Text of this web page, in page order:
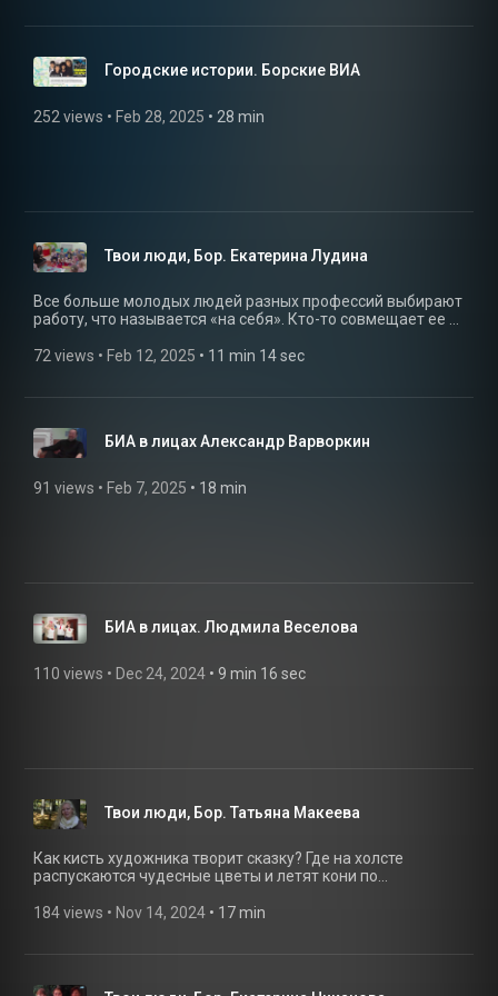
Городские истории. Борские ВИА
252 views • Feb 28, 2025 • 28 min
Твои люди, Бор. Екатерина Лудина
Все больше молодых людей разных профессий выбирают
работу, что называется «на себя». Кто-то совмещает ее с
«свободное плавание» самозанятости… Что это:
поможет в организации «своего дела» на первых порах?
Узнаем об этом из первых уст: новый герой программы
«Твои люди, Бор» - молодой педагог, логопед Екатерина
Лудина.
72 views • Feb 12, 2025 • 11 min 14 sec
БИА в лицах Александр Варворкин
91 views • Feb 7, 2025 • 18 min
БИА в лицах. Людмила Веселова
110 views • Dec 24, 2024 • 9 min 16 sec
Твои люди, Бор. Татьяна Макеева
Как кисть художника творит сказку? Где на холсте
распускаются чудесные цветы и летят кони по
наполнить картины уникальной красотой и невероятным
волшебнице по совместительству) Татьяне Макеевой.
184 views • Nov 14, 2024 • 17 min